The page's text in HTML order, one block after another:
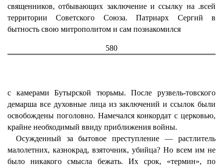
священников, отбывающих заключение и ссылку на .всей
территории Советского Союза. Патриарх Сергий в
бытность свою митрополитом и сам познакомился
580
с камерами Бутырской тюрьмы. После рузвель-товского
демарша все духовные лица из заключений и ссылок были
освобождены поголовно. Намечался конкордат с церковью,
крайне необходимый ввиду приближения войны.
Осужденный за бытовое преступление — растлитель
малолетних, казнокрад, взяточник, убийца? Но всем им не
было никакого смысла бежать. Их срок, «термин», по